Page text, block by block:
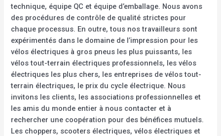
technique, équipe QC et équipe d’emballage. Nous avons
des procédures de contrôle de qualité strictes pour
chaque processus. En outre, tous nos travailleurs sont
expérimentés dans le domaine de l’impression pour les
vélos électriques à gros pneus les plus puissants, les
vélos tout-terrain électriques professionnels, les vélos
électriques les plus chers, les entreprises de vélos tout-
terrain électriques, le prix du cycle électrique. Nous
invitons les clients, les associations professionnelles et
les amis du monde entier à nous contacter et à
rechercher une coopération pour des bénéfices mutuels.
Les choppers, scooters électriques, vélos électriques et